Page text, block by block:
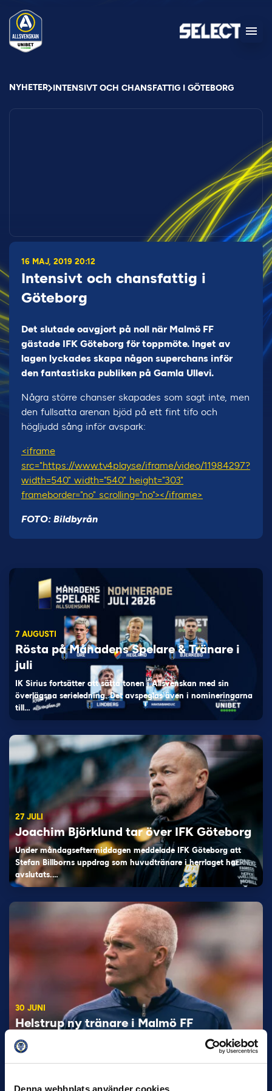
Denna webbplats använder cookies
NYHETER INTENSIVT OCH CHANSFATTIG I GÖTEBORG
16 MAJ, 2019 20:12
Intensivt och chansfattig i
Göteborg
Det slutade oavgjort på noll när Malmö FF
gästade IFK Göteborg för toppmöte. Inget av
lagen lyckades skapa någon superchans inför
den fantastiska publiken på Gamla Ullevi.
Några större chanser skapades som sagt inte, men
den fullsatta arenan bjöd på ett fint tifo och
högljudd sång inför avspark:
<iframe
src="https://www.tv4play.se/iframe/video/11984297?
width=540" width="540" height="303"
frameborder="no" scrolling="no"></iframe>
FOTO: Bildbyrån
7 AUGUSTI
Rösta på Månadens Spelare & Tränare i
juli
IK Sirius fortsätter att sätta tonen i Allsvenskan med sin
överlägsna serieledning. Det avspeglas även i nomineringarna
till…
27 JULI
Joachim Björklund tar över IFK Göteborg
Under måndagseftermiddagen meddelade IFK Göteborg att
Stefan Billborns uppdrag som huvudtränare i herrlaget har
avslutats.…
30 JUNI
Helstrup ny tränare i Malmö FF
Inleder mot…